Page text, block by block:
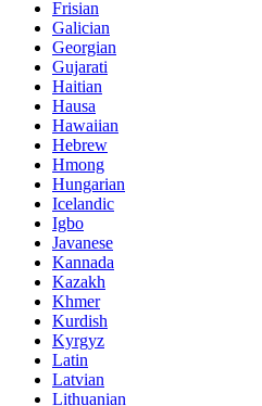
Frisian
Galician
Georgian
Gujarati
Haitian
Hausa
Hawaiian
Hebrew
Hmong
Hungarian
Icelandic
Igbo
Javanese
Kannada
Kazakh
Khmer
Kurdish
Kyrgyz
Latin
Latvian
Lithuanian